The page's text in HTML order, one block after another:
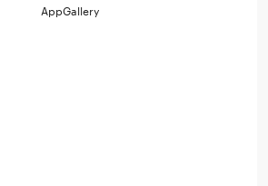
AppGallery